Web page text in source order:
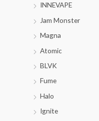
INNEVAPE
Jam Monster
Magna
Atomic
BLVK
Fume
Halo
Ignite